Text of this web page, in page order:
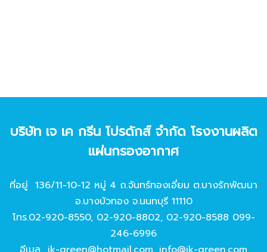
บริษัท เจ เค กรีน โปรดักส์ จํากัด โรงงานผลิต
แผ่นกรองอากาศ
ที่อยู่ 136/11-10-12 หมู่ 4 ถ.จันทร์ทองเอี่ยม ต.บางรักพัฒนา
อ.บางบัวทอง จ.นนทบุรี 11110
โทร.02-920-8550, 02-920-8802, 02-920-8588 099-
246-6996